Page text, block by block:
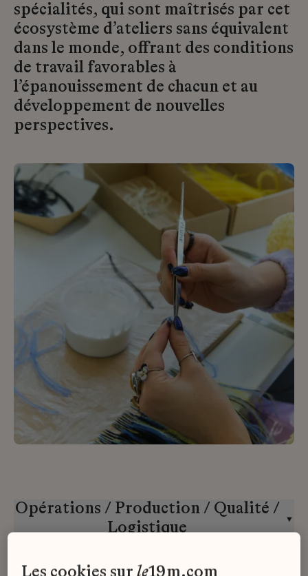
spécialités, qui sont maîtrisés par cet
écosystème d’ateliers sans équivalent
dans le monde, offrant des conditions
de travail favorables à
l’épanouissement de chacun et au
développement de nouvelles
perspectives.
Opérations / Production / Qualité /
Logistique
CDD